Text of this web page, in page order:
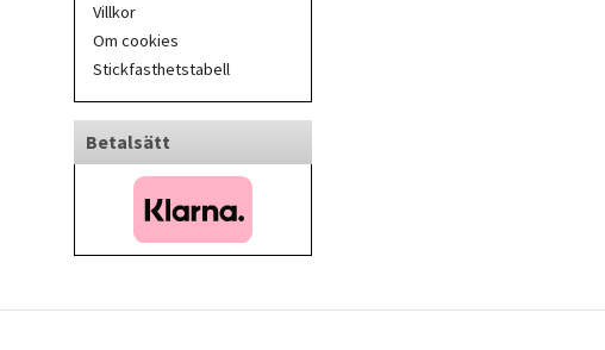
Villkor
Om cookies
Stickfasthetstabell
Betalsätt